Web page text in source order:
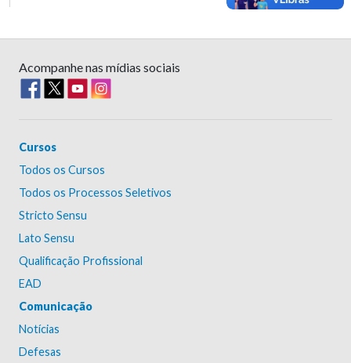
Acompanhe nas mídias sociais
Cursos
Todos os Cursos
Todos os Processos Seletivos
Stricto Sensu
Lato Sensu
Qualificação Profissional
EAD
Comunicação
Notícias
Defesas